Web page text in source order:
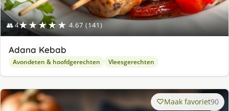
👥 4★★★★★ 4.67 (141)
Adana Kebab
Avondeten & hoofdgerechten Vleesgerechten
Maak favoriet90